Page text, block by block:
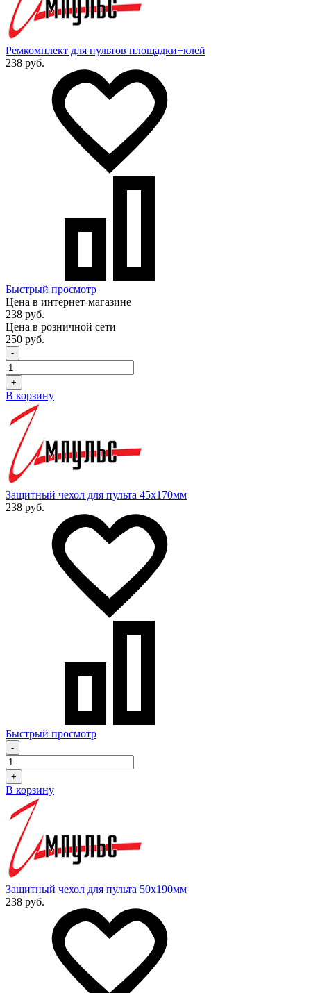
Ремкомплект для пультов площадки+клей
238 руб.
Быстрый просмотр
Цена в интернет-магазине
238 руб.
Цена в розничной сети
250 руб.
-
+
В корзину
Защитный чехол для пульта 45x170мм
238 руб.
Быстрый просмотр
-
+
В корзину
Защитный чехол для пульта 50x190мм
238 руб.